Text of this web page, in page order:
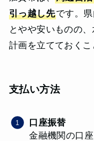
引っ越し先です。
とやや安いものの
計画を立てておくこ
支払い方法
口座振替
金融機関の口